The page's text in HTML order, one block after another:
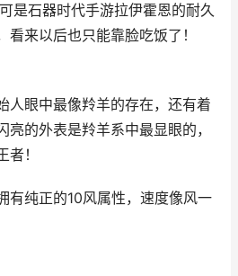
是石器时代手游拉伊霍恩的耐久
来以后也只能靠脸吃饭了！
人眼中最像羚羊的存在，还有着
的外表是羚羊系中最显眼的，
！
有纯正的10风属性，速度像风一